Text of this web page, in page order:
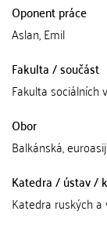
Oponent práce
Aslan, Emil
Fakulta / součást
Fakulta sociálních
Obor
Balkánská,
Katedra / ústav /
Katedra ruských